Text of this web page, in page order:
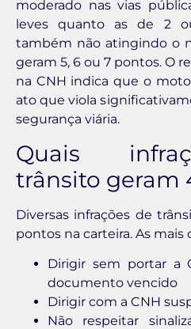
moderado nas vias
leves quanto as de 2
também não atingindo o
geram 5, 6 ou 7 pontos. O
na CNH indica que o
ato que viola
segurança viária.
Quais
trânsito geram
Diversas infrações de
pontos na carteira. As
Dirigir sem portar a
documento vencido
Dirigir com a CNH
Não respeitar